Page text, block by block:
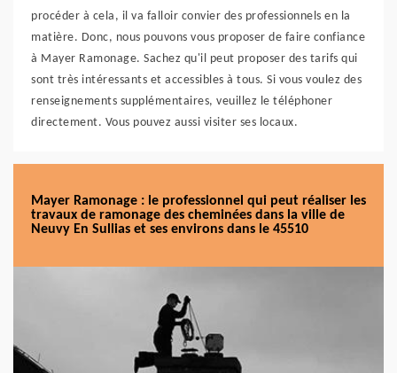
procéder à cela, il va falloir convier des professionnels en la
matière. Donc, nous pouvons vous proposer de faire confiance
à Mayer Ramonage. Sachez qu'il peut proposer des tarifs qui
sont très intéressants et accessibles à tous. Si vous voulez des
renseignements supplémentaires, veuillez le téléphoner
directement. Vous pouvez aussi visiter ses locaux.
Mayer Ramonage : le professionnel qui peut réaliser les
travaux de ramonage des cheminées dans la ville de
Neuvy En Sullias et ses environs dans le 45510